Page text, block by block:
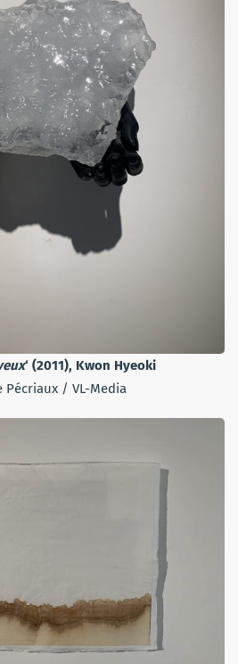
‘ (2011), Kwon Hyeoki
Pécriaux / VL-Media